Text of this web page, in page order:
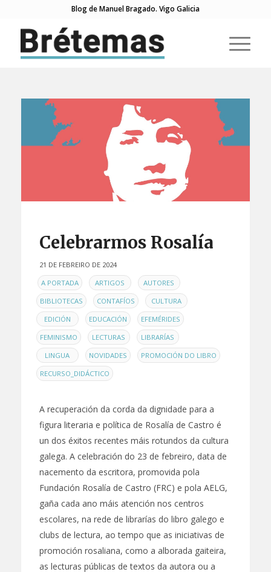
Blog de Manuel Bragado. Vigo Galicia
Celebrarmos Rosalía
21 DE FEBREIRO DE 2024
ENA PORTADA , ARTIGOS , AUTORES ,
BIBLIOTECAS , CONTAFÍOS , CULTURA ,
EDICIÓN , EDUCACIÓN , EFEMÉRIDES ,
FEMINISMO , LECTURAS , LIBRARÍAS ,
LINGUA , NOVIDADES , PROMOCIÓN DO LIBRO ,
RECURSO_DIDÁCTICO
A recuperación da corda da dignidade para a
figura literaria e política de Rosalía de Castro é
un dos éxitos recentes máis rotundos da cultura
galega. A celebración do 23 de febreiro, data de
nacemento da escritora, promovida pola
Fundación Rosalía de Castro (FRC) e pola AELG,
gaña cada ano máis atención nos centros
escolares, na rede de librarías do libro galego e
clubs de lectura, ao tempo que as iniciativas de
promoción rosaliana, como a alborada gaiteira,
as lecturas públicas de textos da autora ou a